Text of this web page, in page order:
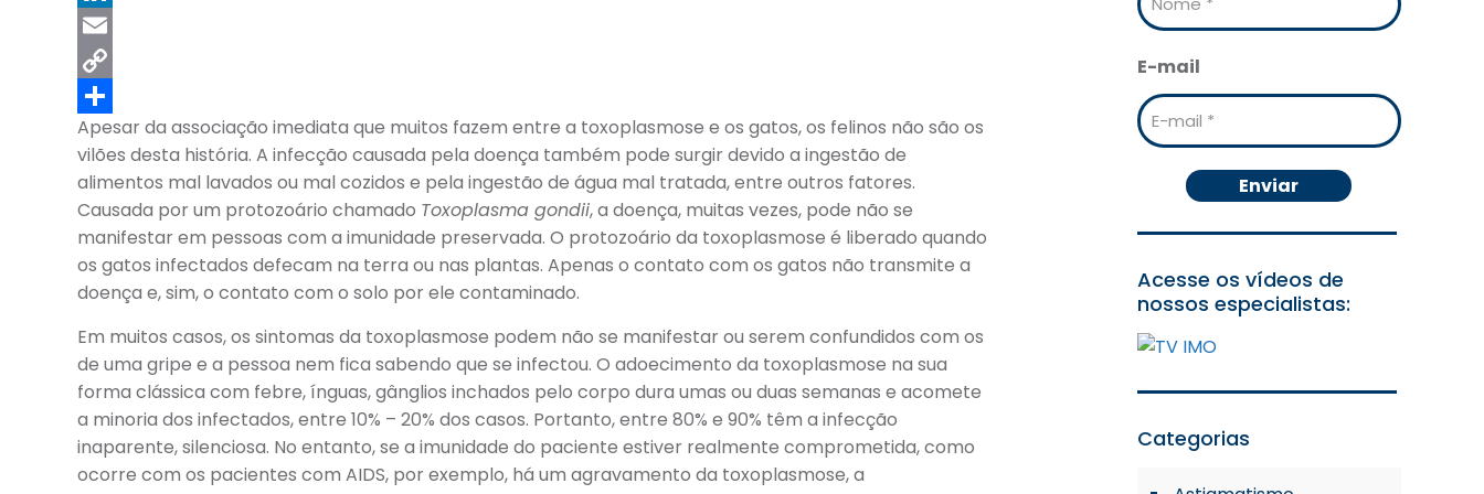
LinkedIn
Email
Copy
Link
Share
Apesar da associação imediata que muitos fazem entre a toxoplasmose e os gatos, os felinos não são os
vilões desta história. A infecção causada pela doença também pode surgir devido a ingestão de
alimentos mal lavados ou mal cozidos e pela ingestão de água mal tratada, entre outros fatores.
Causada por um protozoário chamado Toxoplasma gondii, a doença, muitas vezes, pode não se
manifestar em pessoas com a imunidade preservada. O protozoário da toxoplasmose é liberado quando
os gatos infectados defecam na terra ou nas plantas. Apenas o contato com os gatos não transmite a
doença e, sim, o contato com o solo por ele contaminado.
Em muitos casos, os sintomas da toxoplasmose podem não se manifestar ou serem confundidos com os
de uma gripe e a pessoa nem fica sabendo que se infectou. O adoecimento da toxoplasmose na sua
forma clássica com febre, ínguas, gânglios inchados pelo corpo dura umas ou duas semanas e acomete
a minoria dos infectados, entre 10% – 20% dos casos. Portanto, entre 80% e 90% têm a infecção
inaparente, silenciosa. No entanto, se a imunidade do paciente estiver realmente comprometida, como
ocorre com os pacientes com AIDS, por exemplo, há um agravamento da toxoplasmose, a
E-mail
Acesse os vídeos de
nossos especialistas:
Categorias